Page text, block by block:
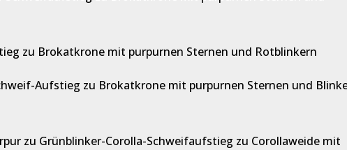
zu Brokatkrone mit purpurnen Sternen und Rotblinkern
Aufstieg zu Brokatkrone mit purpurnen Sternen und
zu Grünblinker-Corolla-Schweifaufstieg zu Corollaweide mit